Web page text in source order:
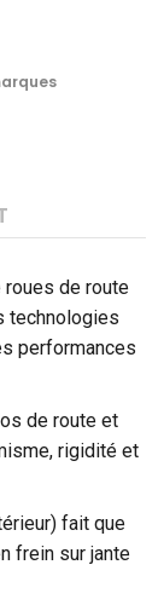
de route
technologies
performances
de route et
rigidité et
fait que
frein sur jante